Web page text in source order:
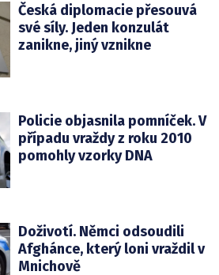
Česká diplomacie přesouvá
své síly. Jeden konzulát
zanikne, jiný vznikne
Policie objasnila pomníček. V
případu vraždy z roku 2010
pomohly vzorky DNA
Doživotí. Němci odsoudili
Afghánce, který loni vraždil v
Mnichově